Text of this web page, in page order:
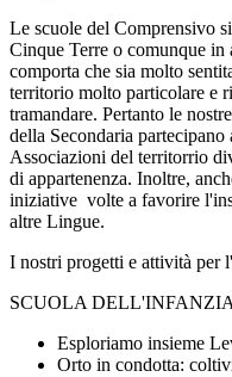
Le scuole del Comprensivo
Cinque Terre o comunque in
comporta che sia molto
territorio molto particolare e
tramandare. Pertanto le
della Secondaria
Associazioni del territorrio
di appartenenza. Inoltre,
iniziative volte a favorire
altre Lingue.
I nostri progetti e attività per
SCUOLA DELL'INFANZIA
Esploriamo insieme
Orto in condotta: